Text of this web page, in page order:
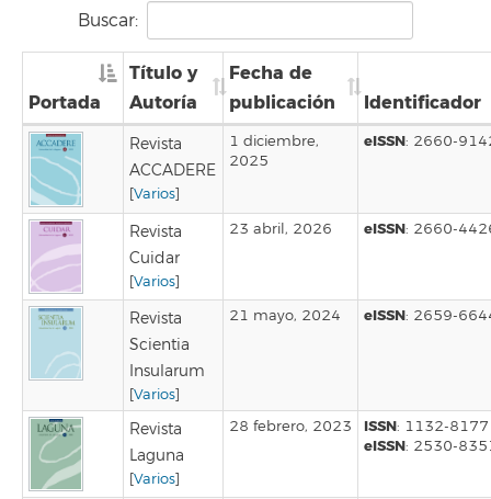
Buscar:
Portada
Título y
Autoría
Fecha de
publicación
Identificador
Revista
ACCADERE
[Varios]
1 diciembre,
2025
eISSN: 2660-
Revista
Cuidar
[Varios]
23 abril, 2026 eISSN: 2660-
Revista
Scientia
Insularum
[Varios]
21 mayo, 2024 eISSN: 2659-
Revista
Laguna
[Varios]
28 febrero, 2023 ISSN: 1132-8177
eISSN: 2530-